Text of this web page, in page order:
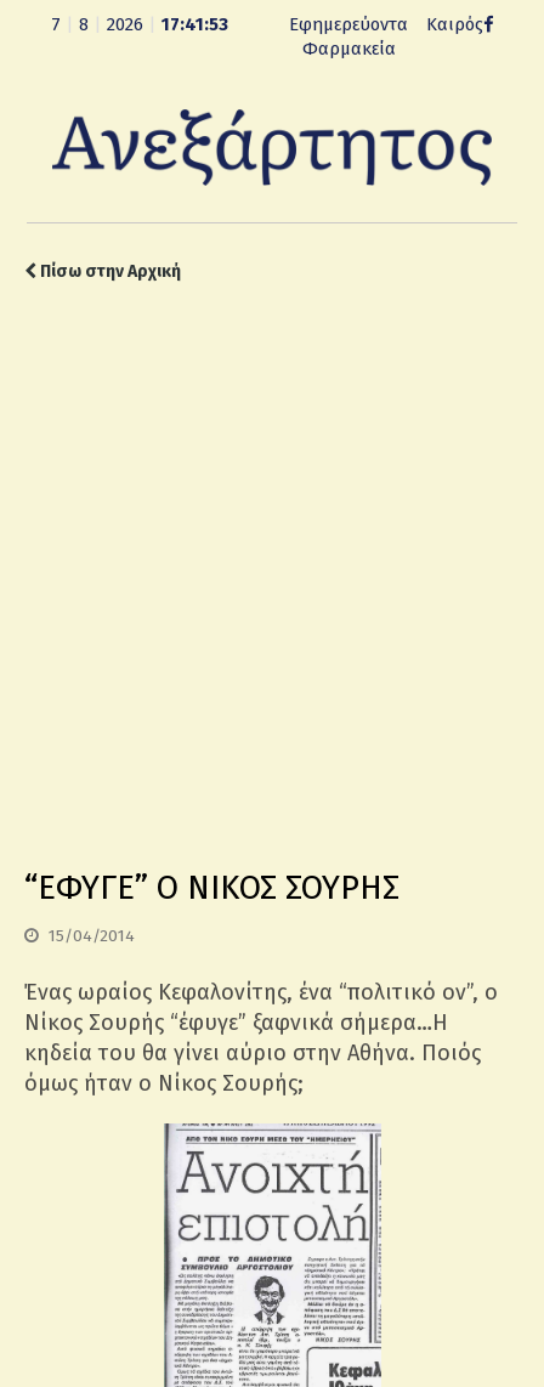
7 8 2026 17:41:54
Εφημερεύοντα
Φαρμακεία
Καιρός
Πίσω στην Αρχική
“ΕΦΥΓΕ” Ο ΝΙΚΟΣ ΣΟΥΡΗΣ
15/04/2014
Ένας ωραίος Κεφαλονίτης, ένα “πολιτικό ον”, ο
Νίκος Σουρής “έφυγε” ξαφνικά σήμερα…Η
κηδεία του θα γίνει αύριο στην Αθήνα. Ποιός
όμως ήταν ο Νίκος Σουρής;